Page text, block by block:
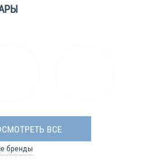
ВСЕ
бренды